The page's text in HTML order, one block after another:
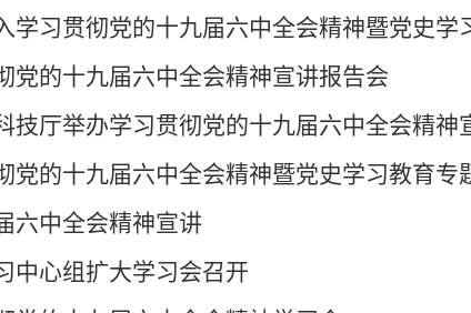
学习贯彻党的十九届六中全会精神暨党史学
党的十九届六中全会精神宣讲报告会
技厅举办学习贯彻党的十九届六中全会精神
党的十九届六中全会精神暨党史学习教育专
六中全会精神宣讲
中心组扩大学习会召开